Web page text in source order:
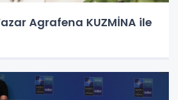
Agrafena KUZMİNA ile